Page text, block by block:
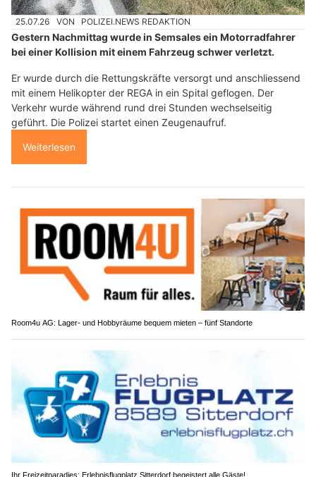
25.07.26 VON POLIZEI.NEWS REDAKTION
Gestern Nachmittag wurde in Semsales ein Motorradfahrer
bei einer Kollision mit einem Fahrzeug schwer verletzt.
Er wurde durch die Rettungskräfte versorgt und anschliessend
mit einem Helikopter der REGA in ein Spital geflogen. Der
Verkehr wurde während rund drei Stunden wechselseitig
geführt. Die Polizei startet einen Zeugenaufruf.
Weiterlesen
Room4u AG: Lager- und Hobbyräume bequem mieten – fünf Standorte
Ihr Freizeitparadies: Erlebnisflugplatz Sitterdorf begeistert alle Gäste!